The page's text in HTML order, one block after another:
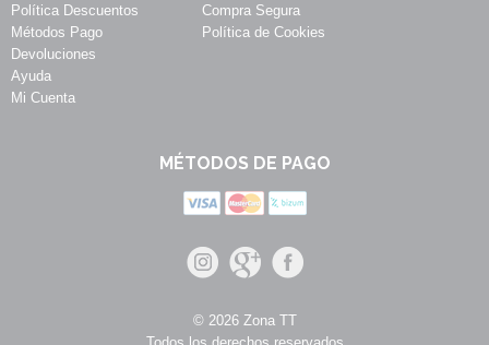
Política Descuentos
Métodos Pago
Devoluciones
Ayuda
Mi Cuenta
Compra Segura
Política de Cookies
MÉTODOS DE PAGO
© 2026 Zona TT